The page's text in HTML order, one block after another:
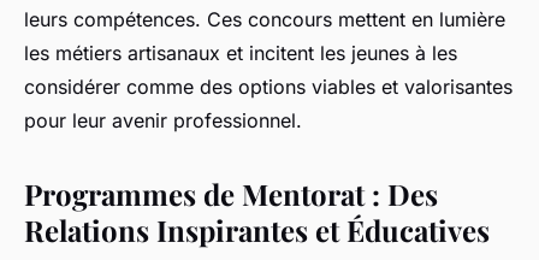
leurs compétences. Ces concours mettent en lumière
les métiers artisanaux et incitent les jeunes à les
considérer comme des options viables et valorisantes
pour leur avenir professionnel.
Programmes de Mentorat : Des
Relations Inspirantes et Éducatives